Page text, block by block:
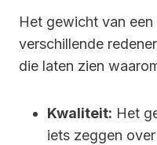
Het gewicht van
verschillende
die laten zien
Kwaliteit: Het
iets zeggen